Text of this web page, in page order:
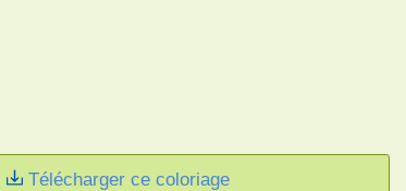
Télécharger ce coloriage